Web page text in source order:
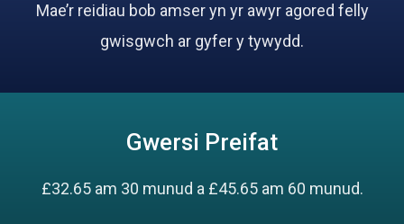
Mae’r reidiau bob amser yn yr awyr agored felly
gwisgwch ar gyfer y tywydd.
Gwersi Preifat
£32.65 am 30 munud a £45.65 am 60 munud.